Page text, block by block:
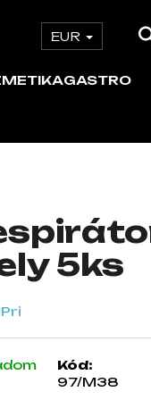
ORDINÁCIA
EUR
GASTRO
5ks
Kód:
97/M38